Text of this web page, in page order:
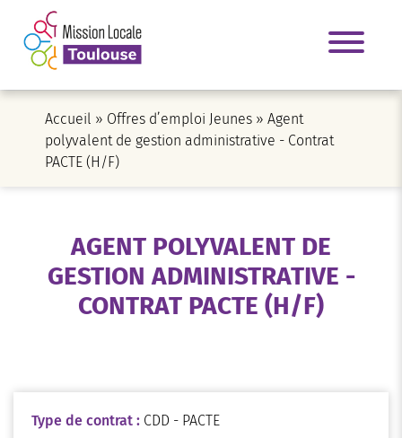
Accueil » Offres d’emploi Jeunes » Agent
polyvalent de gestion administrative - Contrat
PACTE (H/F)
AGENT POLYVALENT DE
GESTION ADMINISTRATIVE -
CONTRAT PACTE (H/F)
Type de contrat : CDD - PACTE